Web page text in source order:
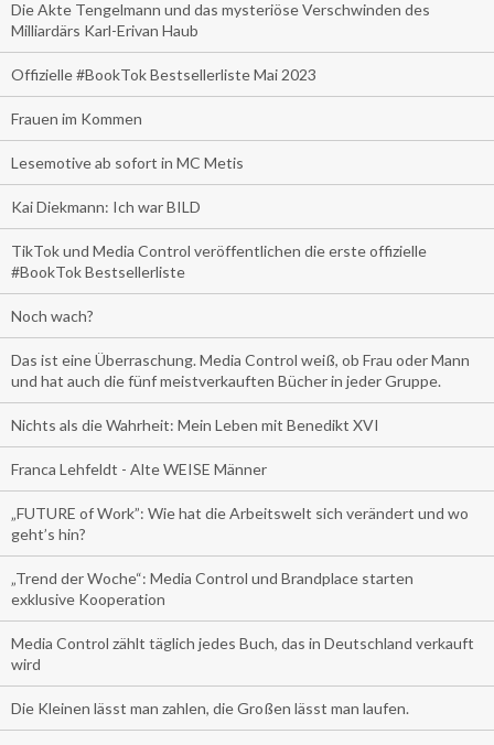
Die Akte Tengelmann und das mysteriöse Verschwinden des
Milliardärs Karl-Erivan Haub
Offizielle #BookTok Bestsellerliste Mai 2023
Frauen im Kommen
Lesemotive ab sofort in MC Metis
Kai Diekmann: Ich war BILD
TikTok und Media Control veröffentlichen die erste offizielle
#BookTok Bestsellerliste
Noch wach?
Das ist eine Überraschung. Media Control weiß, ob Frau oder Mann
und hat auch die fünf meistverkauften Bücher in jeder Gruppe.
Nichts als die Wahrheit: Mein Leben mit Benedikt XVI
Franca Lehfeldt - Alte WEISE Männer
„FUTURE of Work”: Wie hat die Arbeitswelt sich verändert und wo
geht’s hin?
„Trend der Woche“: Media Control und Brandplace starten
exklusive Kooperation
Media Control zählt täglich jedes Buch, das in Deutschland verkauft
wird
Die Kleinen lässt man zahlen, die Großen lässt man laufen.